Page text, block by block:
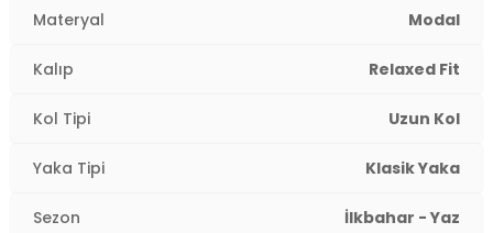
Kapama Şekli:
Kol Tipi:
Kumaş Tipi:
Boy:Maxi
Kalıp Bilgisi:
Materyal Modal
Kalıp Relaxed Fit
Kol Tipi Uzun Kol
Yaka Tipi Klasik Yaka
Sezon İlkbahar - Yaz